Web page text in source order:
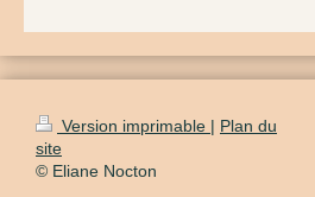
Version imprimable | Plan du
site
© Eliane Nocton